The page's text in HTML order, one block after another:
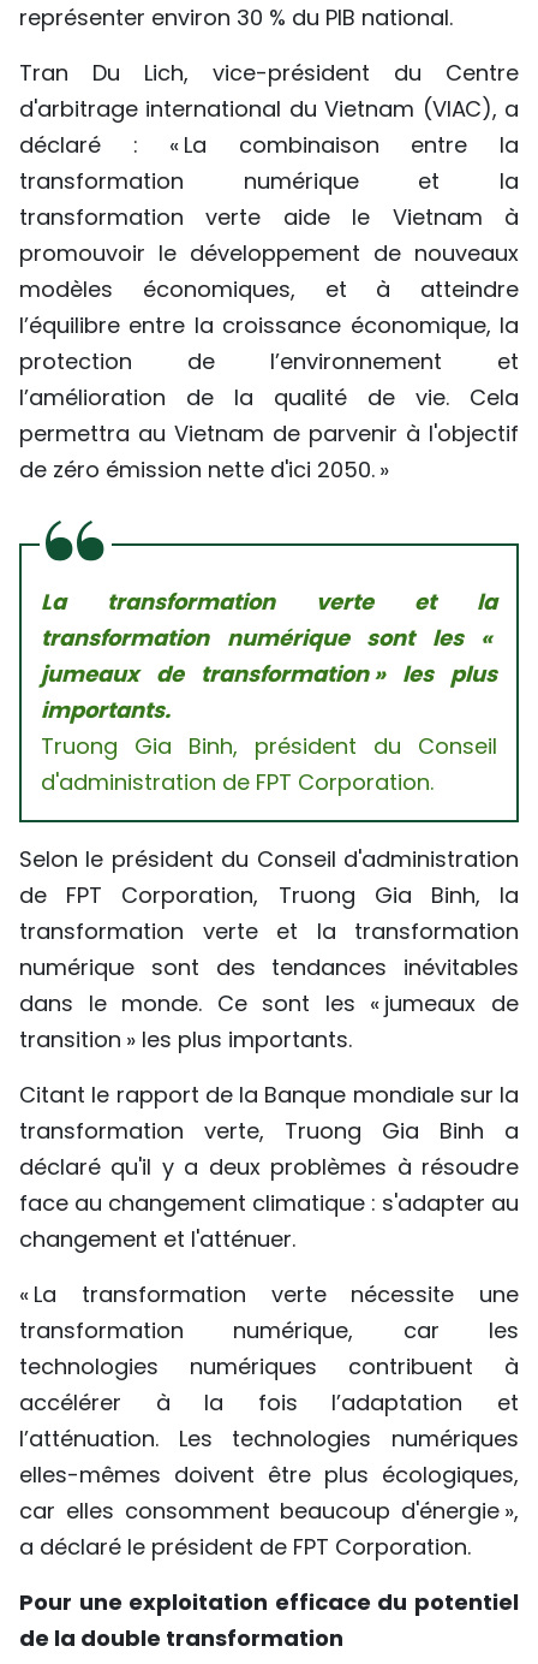
représenter environ 30 % du PIB national.
Tran Du Lich, vice-président du Centre
d'arbitrage international du Vietnam (VIAC), a
déclaré : « La combinaison entre la
transformation numérique et la
transformation verte aide le Vietnam à
promouvoir le développement de nouveaux
modèles économiques, et à atteindre
l’équilibre entre la croissance économique, la
protection de l’environnement et
l’amélioration de la qualité de vie. Cela
permettra au Vietnam de parvenir à l'objectif
de zéro émission nette d'ici 2050. »
La transformation verte et la
transformation numérique sont les «
jumeaux de transformation » les plus
importants.
Truong Gia Binh, président du Conseil
d'administration de FPT Corporation.
Selon le président du Conseil d'administration
de FPT Corporation, Truong Gia Binh, la
transformation verte et la transformation
numérique sont des tendances inévitables
dans le monde. Ce sont les « jumeaux de
transition » les plus importants.
Citant le rapport de la Banque mondiale sur la
transformation verte, Truong Gia Binh a
déclaré qu'il y a deux problèmes à résoudre
face au changement climatique : s'adapter au
changement et l'atténuer.
« La transformation verte nécessite une
transformation numérique, car les
technologies numériques contribuent à
accélérer à la fois l’adaptation et
l’atténuation. Les technologies numériques
elles-mêmes doivent être plus écologiques,
car elles consomment beaucoup d'énergie »,
a déclaré le président de FPT Corporation.
Pour une exploitation efficace du potentiel
de la double transformation